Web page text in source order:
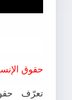
حقوق
تعرّف